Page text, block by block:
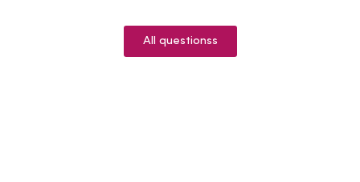
All questionss